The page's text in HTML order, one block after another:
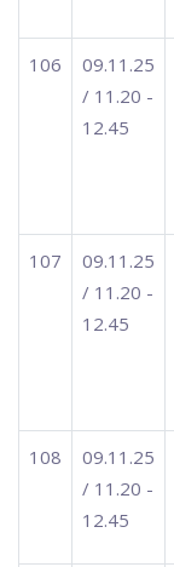
106
09.11.25
/ 11.20 -
12.45
107
09.11.25
/ 11.20 -
12.45
108
09.11.25
/ 11.20 -
12.45